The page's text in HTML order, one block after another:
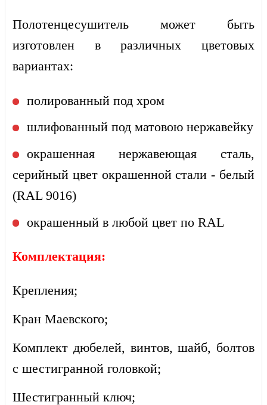
Полотенцесушитель может быть
изготовлен в различных цветовых
вариантах:
полированный под хром
шлифованный под матовою нержавейку
окрашенная нержавеющая сталь,
серийный цвет окрашенной стали - белый
(RAL 9016)
окрашенный в любой цвет по RAL
Комплектация:
Крепления;
Кран Маевского;
Комплект дюбелей, винтов, шайб, болтов
с шестигранной головкой;
Шестигранный ключ;